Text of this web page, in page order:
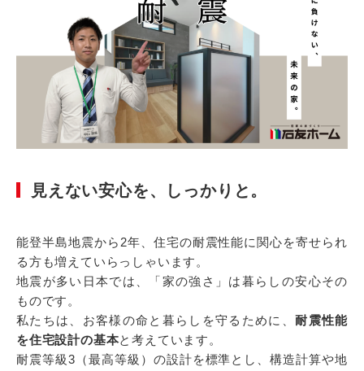
見えない安心を、しっかりと。
能登半島地震から2年、住宅の耐震性能に関心を寄せられ
る方も増えていらっしゃいます。
地震が多い日本では、「家の強さ」は暮らしの安心その
ものです。
私たちは、お客様の命と暮らしを守るために、耐震性能
を住宅設計の基本と考えています。
耐震等級3（最高等級）の設計を標準とし、構造計算や地